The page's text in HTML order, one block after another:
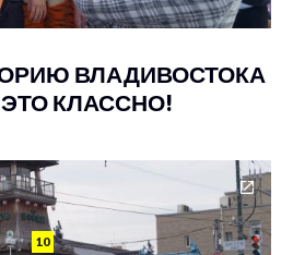
ВЛАДИВОСТОКА
КЛАССНО!
10